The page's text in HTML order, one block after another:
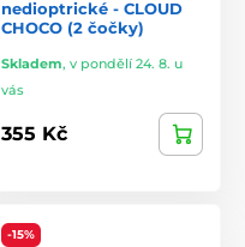
nedioptrické - CLOUD
CHOCO (2 čočky)
Skladem, v pondělí 24. 8. u
vás
355 Kč
-15%